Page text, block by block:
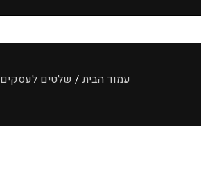
עמוד הבית / שלטים לעסקים